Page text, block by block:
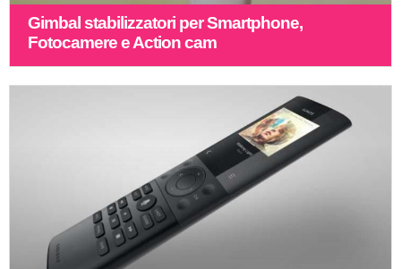
Gimbal stabilizzatori per Smartphone,
Fotocamere e Action cam